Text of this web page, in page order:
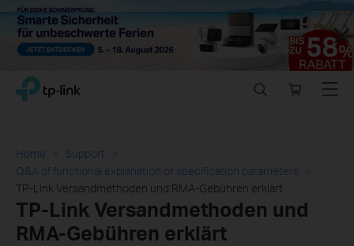
Close
Click
navigation
TP-Link, Reliably Smart
store
Menu
Home
Support
Q&A of functional explanation or specification parameters
TP-Link Versandmethoden und RMA-Gebühren erklärt
TP-Link Versandmethoden und
RMA-Gebühren erklärt